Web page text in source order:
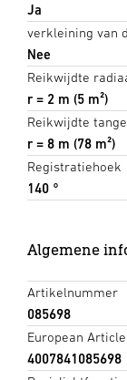
Ja
verkleining van
Nee
Reikwijdte
r = 2 m (5 m²)
Reikwijdte
r = 8 m (78 m²)
Registratiehoek
140 °
Algemene
Artikelnummer
085698
European
4007841085698